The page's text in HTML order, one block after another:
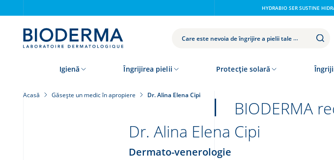
HYDRABIO SER SUSTINE
CAUTĂ
Igienă Îngrijirea pielii Protecție solară
Acasă Găsește un medic în apropiere Dr. Alina Elena Cipi
BIODERMA
Dr. Alina Elena Cipi
Dermato-venerologie